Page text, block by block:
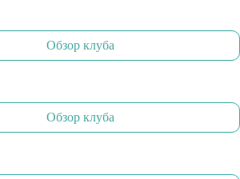
Обзор клуба
Обзор клуба